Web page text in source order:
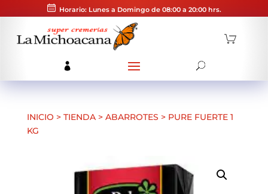
Horario: Lunes a Domingo de 08:00 a 20:00 hrs.
INICIO > TIENDA> ABARROTES > PURE FUERTE 1
KG